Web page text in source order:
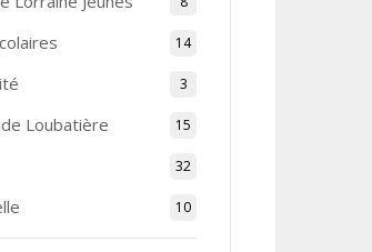
14
3
Loubatière 15
32
10